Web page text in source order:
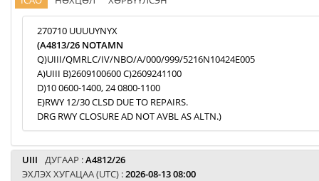
270710 UUUUYNYX
(A4813/26 NOTAMN
Q)UIII/QMRLC/IV/NBO/A/000/999/5216N10424E005
A)UIII B)2609100600 C)2609241100
D)10 0600-1400, 24 0800-1100
E)RWY 12/30 CLSD DUE TO REPAIRS.
DRG RWY CLOSURE AD NOT AVBL AS ALTN.)
UIII ДУГААР :A4812/26
ЭХЛЭХ ХУГАЦАА (UTC) :2026-08-13 08:00